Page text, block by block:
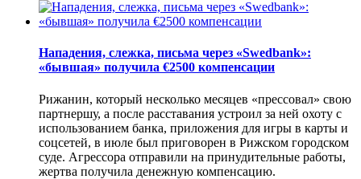
Нападения, слежка, письма через «Swedbank»:
«бывшая» получила €2500 компенсации
Рижанин, который несколько месяцев «прессовал» свою
партнершу, а после расставания устроил за ней охоту с
использованием банка, приложения для игры в карты и
соцсетей, в июле был приговорен в Рижском городском
суде. Агрессора отправили на принудительные работы,
жертва получила денежную компенсацию.